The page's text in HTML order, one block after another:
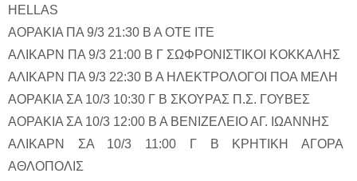
HELLAS
ΑΟΡΑΚΙΑ ΠΑ 9/3 21:30 Β Α ΟΤΕ ΙΤΕ
ΑΛΙΚΑΡΝ ΠΑ 9/3 21:00 Β Γ ΣΩΦΡΟΝΙΣΤΙΚΟΙ ΚΟΚΚΑΛΗΣ
ΑΛΙΚΑΡΝ ΠΑ 9/3 22:30 Β Α ΗΛΕΚΤΡΟΛΟΓΟΙ ΠΟΑ ΜΕΛΗ
ΑΟΡΑΚΙΑ ΣΑ 10/3 10:30 Γ Β ΣΚΟΥΡΑΣ Π.Σ. ΓΟΥΒΕΣ
ΑΟΡΑΚΙΑ ΣΑ 10/3 12:00 Β Α ΒΕΝΙΖΕΛΕΙΟ ΑΓ. ΙΩΑΝΝΗΣ
ΑΛΙΚΑΡΝ ΣΑ 10/3 11:00 Γ Β ΚΡΗΤΙΚΗ ΑΓΟΡΑ
ΑΘΛΟΠΟΛΙΣ